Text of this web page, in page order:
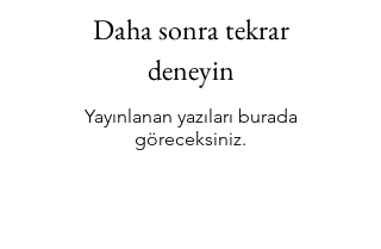
Daha sonra tekrar
deneyin
Yayınlanan yazıları burada
göreceksiniz.